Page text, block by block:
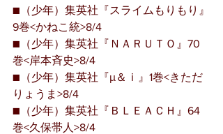
■（少年）集英社『スライムもりもり』
9巻<かねこ統>8/4
■（少年）集英社『ＮＡＲＵＴＯ』70
巻<岸本斉史>8/4
■（少年）集英社『μ＆ｉ』1巻<きただ
りょうま>8/4
■（少年）集英社『ＢＬＥＡＣＨ』64
巻<久保帯人>8/4